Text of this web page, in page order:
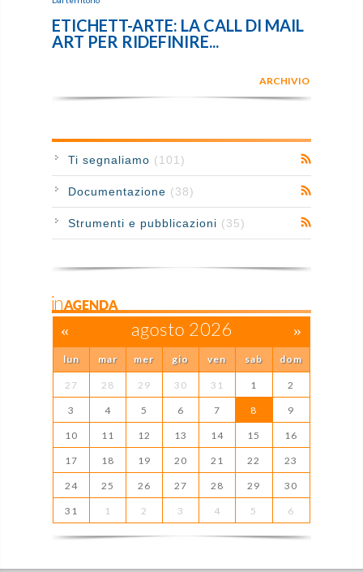
ETICHETT-ARTE: LA CALL DI MAIL
ART PER RIDEFINIRE...
ARCHIVIO
Ti segnaliamo (101)
Documentazione (38)
Strumenti e pubblicazioni (35)
inAGENDA
« agosto 2026 »
lun mar mer gio ven sab dom
27 28 29 30 31 1 2
3 4 5 6 7 8 9
10 11 12 13 14 15 16
17 18 19 20 21 22 23
24 25 26 27 28 29 30
31 1 2 3 4 5 6